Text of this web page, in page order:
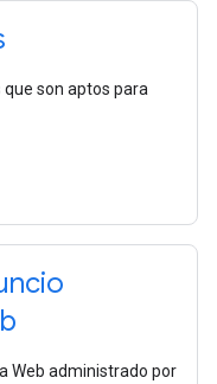
son aptos para
Web administrado por